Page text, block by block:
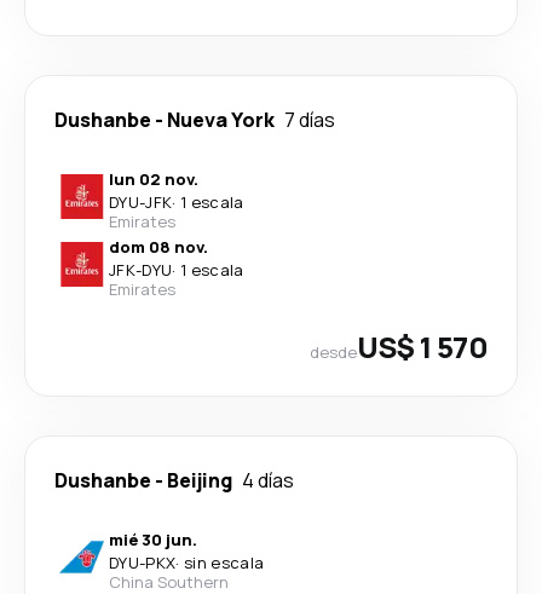
Dushanbe - Nueva York 7 días
lun 02 nov.
DYU-JFK· 1 escala
Emirates
dom 08 nov.
JFK-DYU· 1 escala
Emirates
desdeUS$ 1 570
Dushanbe - Beijing 4 días
mié 30 jun.
DYU-PKX· sin escala
China Southern